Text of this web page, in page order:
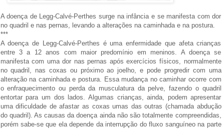
A doença de Legg-Calvé-Perthes surge na infância e se manifesta com dor
no quadril e nas pernas, levando a alterações na caminhada e na postura.
***
A doença de Legg-Calvé-Perthes é uma enfermidade que afeta crianças
entre 3 a 12 anos com maior predomínio em meninos. A doença se
manifesta com uma dor nas pernas após exercícios físicos, normalmente
no quadril, nas coxas ou próximo ao joelho, e pode progredir com uma
alteração na caminhada e postura. Essa mudança no caminhar ocorre com
o enfraquecimento ou perda da musculatura da pelve, fazendo o quadril
entortar para um dos lados. Algumas crianças, ainda, podem apresentar
uma dificuldade de afastar as coxas umas das outras (chamada abdução
do quadril). As causas da doença ainda não são totalmente compreendidas,
porém sabe-se que ela depende da interrupção do fluxo sanguíneo na parte